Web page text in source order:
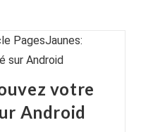
votre
Android